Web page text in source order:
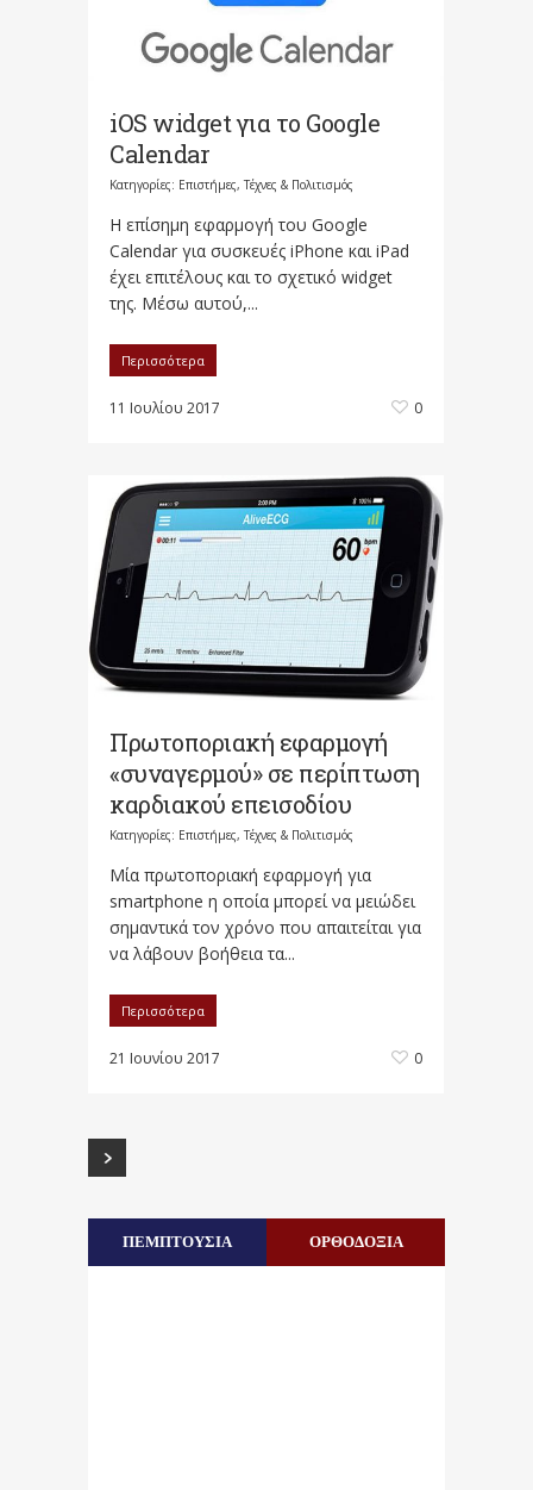
iOS widget για το Google
Calendar
Κατηγορίες: Επιστήμες, Τέχνες & Πολιτισμός
Η επίσημη εφαρμογή του Google
Calendar για συσκευές iPhone και iPad
έχει επιτέλους και το σχετικό widget
της. Μέσω αυτού,...
Περισσότερα
11 Ιουλίου 2017 0
Πρωτοποριακή εφαρμογή
«συναγερμού» σε περίπτωση
καρδιακού επεισοδίου
Κατηγορίες: Επιστήμες, Τέχνες & Πολιτισμός
Μία πρωτοποριακή εφαρμογή για
smartphone η οποία μπορεί να μειώδει
σημαντικά τον χρόνο που απαιτείται για
να λάβουν βοήθεια τα...
Περισσότερα
21 Ιουνίου 2017 0
ΠΕΜΠΤΟΥΣΙΑ ΟΡΘΟΔΟΞΙΑ